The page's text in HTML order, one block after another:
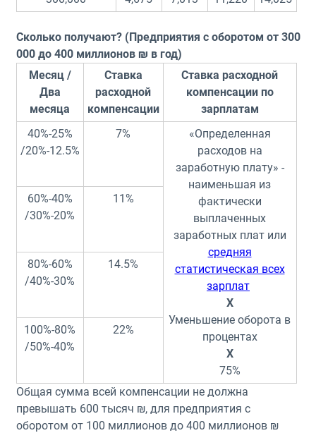
Сколько получают? (Предприятия с оборотом от 300
000 до 400 миллионов ₪ в год)
Месяц /
Два
месяца
Ставка
расходной
компенсации
Ставка расходной
компенсации по
зарплатам
40%-25%
/20%-12.5%
7%
«Определенная
расходов на
заработную плату» -
наименьшая из
фактически
выплаченных
заработных плат или
средняя
статистическая всех
зарплат
X
Уменьшение оборота в
процентах
X
75%
60%-40%
/30%-20%
11%
80%-60%
/40%-30%
14.5%
100%-80%
/50%-40%
22%
Общая сумма всей компенсации не должна
превышать 600 тысяч ₪, для предприятия с
оборотом от 100 миллионов до 400 миллионов ₪